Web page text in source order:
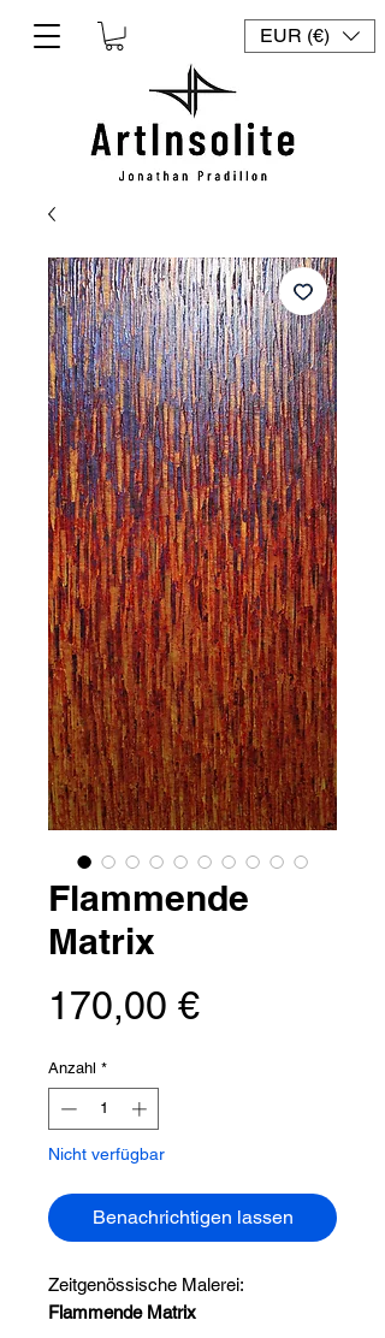
EUR (€)
Flammende
Matrix
170,00 €Preis
Anzahl *
Nicht verfügbar
Benachrichtigen lassen
Zeitgenössische Malerei:
Flammende Matrix